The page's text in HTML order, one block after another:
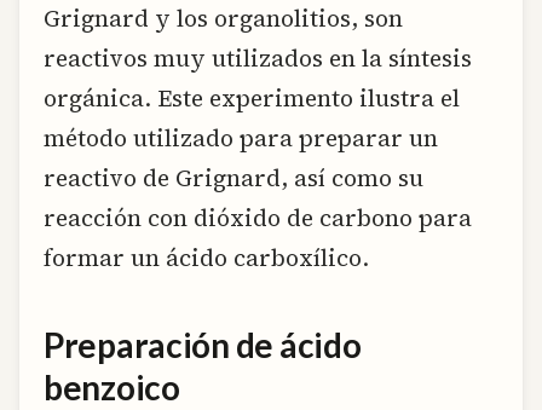
Grignard y los organolitios, son
reactivos muy utilizados en la síntesis
orgánica. Este experimento ilustra el
método utilizado para preparar un
reactivo de Grignard, así como su
reacción con dióxido de carbono para
formar un ácido carboxílico.
Preparación de ácido
benzoico